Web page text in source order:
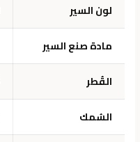
لون السير
مادة صنع السير
القُطر
السُمك